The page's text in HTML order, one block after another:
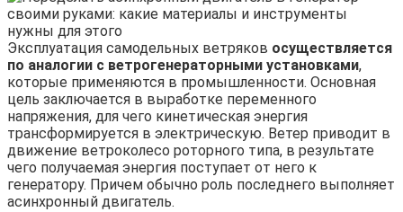
Эксплуатация самодельных ветряков осуществляется
по аналогии с ветрогенераторными установками,
которые применяются в промышленности. Основная
цель заключается в выработке переменного
напряжения, для чего кинетическая энергия
трансформируется в электрическую. Ветер приводит в
движение ветроколесо роторного типа, в результате
чего получаемая энергия поступает от него к
генератору. Причем обычно роль последнего выполняет
асинхронный двигатель.